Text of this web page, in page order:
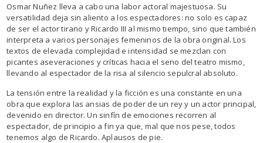
Osmar Nuñez lleva a cabo una labor actoral majestuosa. Su
versatilidad deja sin aliento a los espectadores: no solo es capaz
de ser el actor tirano y Ricardo III al mismo tiempo, sino que también
interpreta a varios personajes femeninos de la obra original. Los
textos de elevada complejidad e intensidad se mezclan con
picantes aseveraciones y críticas hacia el seno del teatro mismo,
llevando al espectador de la risa al silencio sepulcral absoluto.
La tensión entre la realidad y la ficción es una constante en una
obra que explora las ansias de poder de un rey y un actor principal,
devenido en director. Un sinfín de emociones recorren al
espectador, de principio a fin ya que, mal que nos pese, todos
tenemos algo de Ricardo. Aplausos de pie.